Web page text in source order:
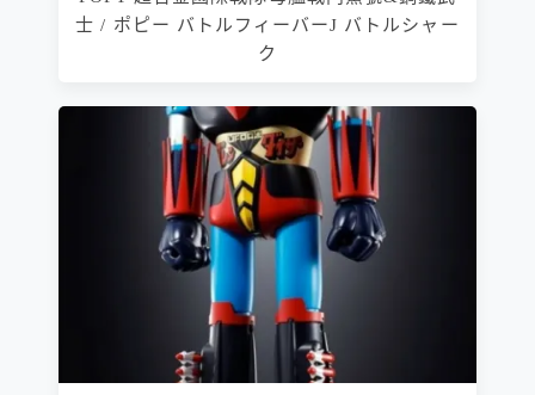
士 / ポピー バトルフィーバーJ バトルシャー
ク